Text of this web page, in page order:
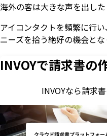
海外の客は大きな声を出し
アイコンタクトを頻繁に行
ニーズを拾う絶好の機会とな
INVOYで請求書の
INVOYなら請求